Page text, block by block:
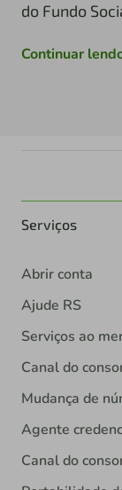
do Fundo
Continuar
Serviços
Abrir conta
Ajude RS
Serviços ao
Canal do
Mudança de
Agente
Canal do